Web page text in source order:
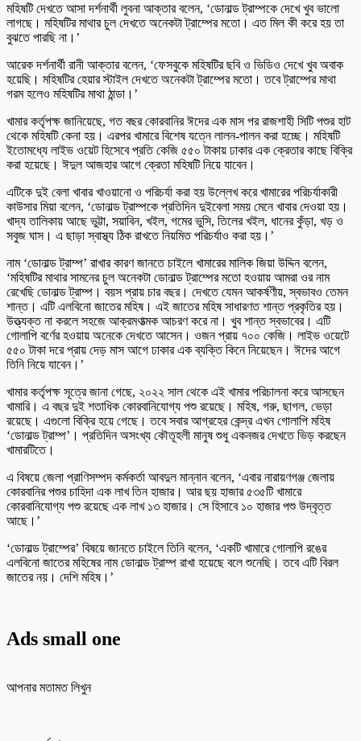
মহিষটি দেখতে আসা দর্শনার্থী লুবনা আক্তার বলেন, ‘ডোনাল্ড ট্রাম্পকে দেখে খুব ভালো
লাগছে। মহিষটির মাথার চুল দেখতে অনেকটা ট্রাম্পের মতো। এত মিল কী করে হয় তা
বুঝতে পারছি না।’
আরেক দর্শনার্থী রানী আক্তার বলেন, ‘ফেসবুকে মহিষটির ছবি ও ভিডিও দেখে খুব অবাক
হয়েছি। মহিষটির হেয়ার স্টাইল দেখতে অনেকটা ট্রাম্পের মতো। তবে ট্রাম্পের মাথা
গরম হলেও মহিষটির মাথা ঠান্ডা।’
খামার কর্তৃপক্ষ জানিয়েছে, গত বছর কোরবানির ঈদের এক মাস পর রাজশাহী সিটি পশুর হাট
থেকে মহিষটি কেনা হয়। এরপর খামারে বিশেষ যত্নে লালন-পালন করা হচ্ছে। মহিষটি
ইতোমধ্যে লাইভ ওয়েট হিসেবে প্রতি কেজি ৫৫০ টাকায় ঢাকার এক ক্রেতার কাছে বিক্রি
করা হয়েছে। ঈদুল আজহার আগে ক্রেতা মহিষটি নিয়ে যাবেন।
এটিকে দুই বেলা খাবার খাওয়ানো ও পরিচর্যা করা হয় উল্লেখ করে খামারের পরিচর্যাকারী
কাউসার মিয়া বলেন, ‘ডোনাল্ড ট্রাম্পকে প্রতিদিন দুইবেলা সময় মেনে খাবার দেওয়া হয়।
খাদ্য তালিকায় আছে ভুট্টা, সয়াবিন, খইল, গমের ভুসি, তিলের খইল, ধানের কুঁড়া, খড় ও
সবুজ ঘাস। এ ছাড়া স্বাস্থ্য ঠিক রাখতে নিয়মিত পরিচর্যাও করা হয়।’
নাম ‌‘ডোনাল্ড ট্রাম্প’ রাখার কারণ জানতে চাইলে খামারের মালিক জিয়া উদ্দিন বলেন,
‘মহিষটির মাথার সামনের চুল অনেকটা ডোনাল্ড ট্রাম্পের মতো হওয়ায় আমরা ওর নাম
রেখেছি ডোনাল্ড ট্রাম্প। বয়স প্রায় চার বছর। দেখতে যেমন আকর্ষণীয়, স্বভাবও তেমন
শান্ত। এটি এলবিনো জাতের মহিষ। এই জাতের মহিষ সাধারণত শান্ত প্রকৃতির হয়।
উত্ত্যক্ত না করলে সহজে আক্রমণাত্মক আচরণ করে না। খুব শান্ত স্বভাবের। এটি
গোলাপি বর্ণের হওয়ায় অনেকে দেখতে আসেন। ওজন প্রায় ৭০০ কেজি। লাইভ ওয়েটে
৫৫০ টাকা দরে প্রায় দেড় মাস আগে ঢাকার এক ব্যক্তি কিনে নিয়েছেন। ঈদের আগে
তিনি নিয়ে যাবেন।’
খামার কর্তৃপক্ষ সূত্রে জানা গেছে, ২০২২ সাল থেকে এই খামার পরিচালনা করে আসছেন
খামারি। এ বছর দুই শতাধিক কোরবানিযোগ্য পশু রয়েছে। মহিষ, গরু, ছাগল, ভেড়া
রয়েছে। এগুলো বিক্রি হয়ে গেছে। তবে সবার আগ্রহের কেন্দ্র এখন গোলাপি মহিষ
‘ডোনাল্ড ট্রাম্প’। প্রতিদিন অসংখ্য কৌতূহলী মানুষ শুধু একনজর দেখতে ভিড় করছেন
খামারটিতে।
এ বিষয়ে জেলা প্রাণিসম্পদ কর্মকর্তা আবদুল মান্নান বলেন, ‘এবার নারায়ণগঞ্জ জেলায়
কোরবানির পশুর চাহিদা এক লাখ তিন হাজার। আর ছয় হাজার ৫৩৫টি খামারে
কোরবানিযোগ্য পশু রয়েছে এক লাখ ১৩ হাজার। সে হিসাবে ১০ হাজার পশু উদ্বৃত্ত
আছে।’
‘ডোনাল্ড ট্রাম্পের’ বিষয়ে জানতে চাইলে তিনি বলেন, ‘একটি খামারে গোলাপি রঙের
এলবিনো জাতের মহিষের নাম ডোনাল্ড ট্রাম্প রাখা হয়েছে বলে শুনেছি। তবে এটি বিরল
জাতের নয়। দেশি মহিষ।’
Ads small one
আপনার মতামত লিখুন